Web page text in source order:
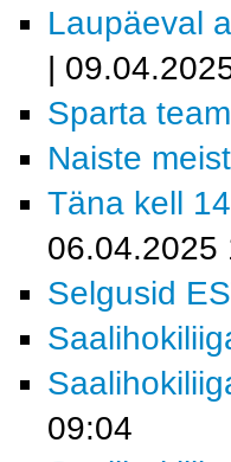
Laupäeval
|
Sparta
Naiste
Täna kell
06.04.2025
Selgusid
09:04